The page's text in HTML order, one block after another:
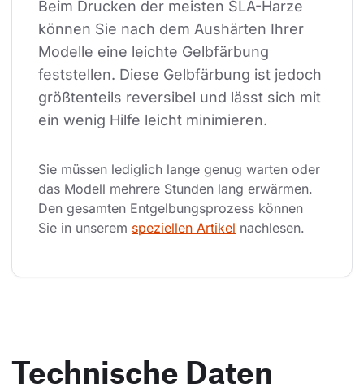
Beim Drucken der meisten SLA-Harze
können Sie nach dem Aushärten Ihrer
Modelle eine leichte Gelbfärbung
feststellen. Diese Gelbfärbung ist jedoch
größtenteils reversibel und lässt sich mit
ein wenig Hilfe leicht minimieren.
Sie müssen lediglich lange genug warten oder
das Modell mehrere Stunden lang erwärmen.
Den gesamten Entgelbungsprozess können
Sie in unserem speziellen Artikel nachlesen.
Technische Daten